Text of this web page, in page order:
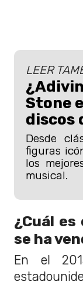
LEER
Stone
discos
Desde
figuras
los
musical.
¿Cuál
se ha
En el